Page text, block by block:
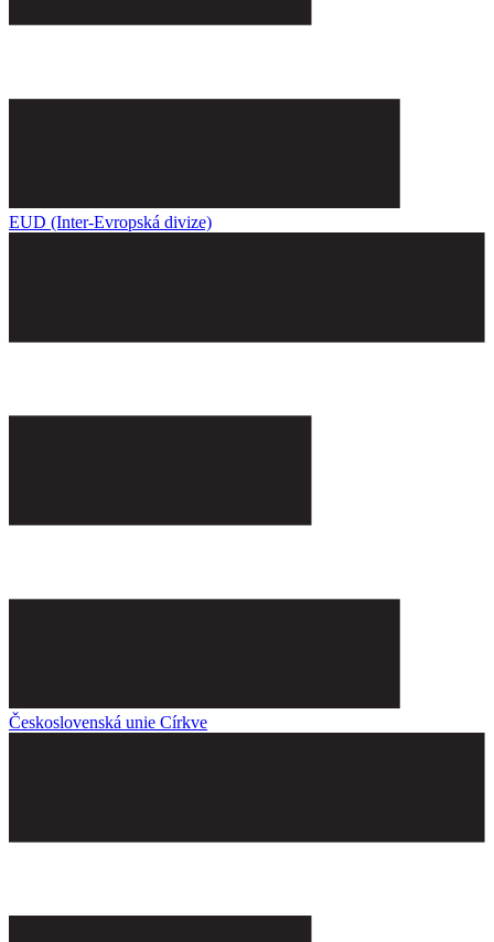
EUD (Inter-Evropská divize)
Československá unie Církve